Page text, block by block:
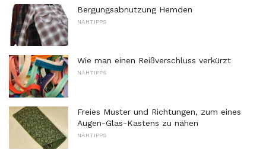
Bergungsabnutzung Hemden
NÄHTIPPS
Wie man einen Reißverschluss verkürzt
NÄHTIPPS
Freies Muster und Richtungen, zum eines
Augen-Glas-Kastens zu nähen
NÄHTIPPS